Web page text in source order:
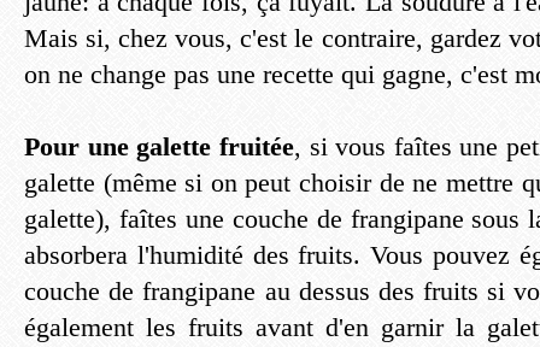
Mais si, chez vous, c'est le contraire, gardez
on ne change pas une recette qui gagne, c'est
Pour une galette fruitée, si vous faîtes une
galette (même si on peut choisir de ne mettre
galette), faîtes une couche de frangipane sous
absorbera l'humidité des fruits. Vous pouvez
couche de frangipane au dessus des fruits si
également les fruits avant d'en garnir la